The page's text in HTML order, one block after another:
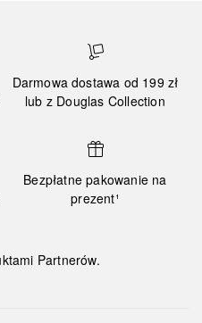
Darmowa dostawa od 199 zł
lub z Douglas Collection
Bezpłatne pakowanie na
prezent¹
Partnerów.